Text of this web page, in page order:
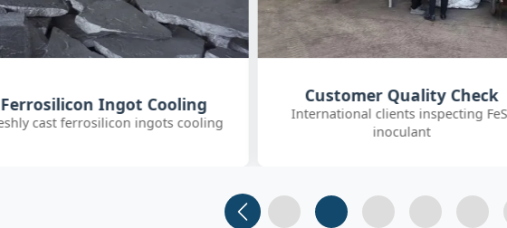
Customer Quality Check
International clients inspecting FeSi
inoculant
SGS On-site Sampling
Third-party SGS inspector
FeSiBa samples
Slide 1 Slide 2 Slide 3 (current)
Slide 4 Slide 5